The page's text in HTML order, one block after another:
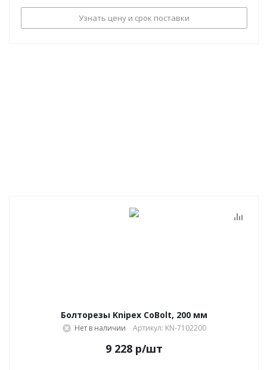
Узнать цену и срок поставки
Болторезы Knipex CoBolt, 200 мм
Нет в наличии Артикул: KN-7102200
9 228 р/шт